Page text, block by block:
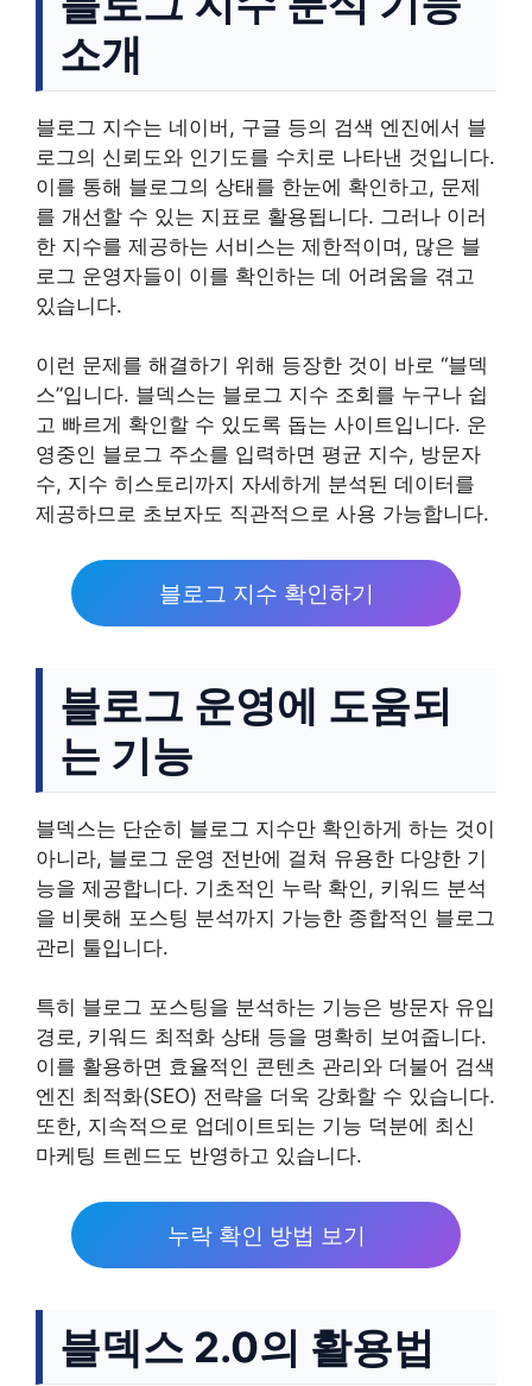
소개
블로그 지수는 네이버, 구글 등의 검색 엔진에서 블
로그의 신뢰도와 인기도를 수치로 나타낸 것입니다.
이를 통해 블로그의 상태를 한눈에 확인하고, 문제
를 개선할 수 있는 지표로 활용됩니다. 그러나 이러
한 지수를 제공하는 서비스는 제한적이며, 많은 블
로그 운영자들이 이를 확인하는 데 어려움을 겪고
있습니다.
이런 문제를 해결하기 위해 등장한 것이 바로 “블덱
스”입니다. 블덱스는 블로그 지수 조회를 누구나 쉽
고 빠르게 확인할 수 있도록 돕는 사이트입니다. 운
영중인 블로그 주소를 입력하면 평균 지수, 방문자
수, 지수 히스토리까지 자세하게 분석된 데이터를
제공하므로 초보자도 직관적으로 사용 가능합니다.
블로그 지수 확인하기
블로그 운영에 도움되
는 기능
블덱스는 단순히 블로그 지수만 확인하게 하는 것이
아니라, 블로그 운영 전반에 걸쳐 유용한 다양한 기
능을 제공합니다. 기초적인 누락 확인, 키워드 분석
을 비롯해 포스팅 분석까지 가능한 종합적인 블로그
관리 툴입니다.
특히 블로그 포스팅을 분석하는 기능은 방문자 유입
경로, 키워드 최적화 상태 등을 명확히 보여줍니다.
이를 활용하면 효율적인 콘텐츠 관리와 더불어 검색
엔진 최적화(SEO) 전략을 더욱 강화할 수 있습니다.
또한, 지속적으로 업데이트되는 기능 덕분에 최신
마케팅 트렌드도 반영하고 있습니다.
누락 확인 방법 보기
블덱스 2.0의 활용법